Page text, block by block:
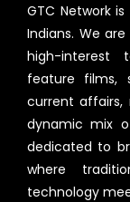
GTC Network
Indians. We
high-interest
feature films,
current affairs,
dynamic mix
dedicated to
where
technology